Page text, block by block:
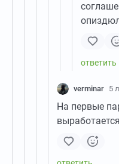
verminar 5
На первые